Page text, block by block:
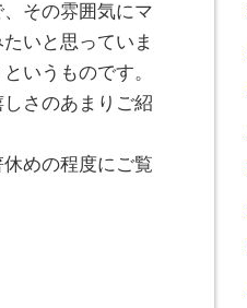
その雰囲気にマ
いと思っていま
いうものです。
さのあまりご紹
めの程度にご覧